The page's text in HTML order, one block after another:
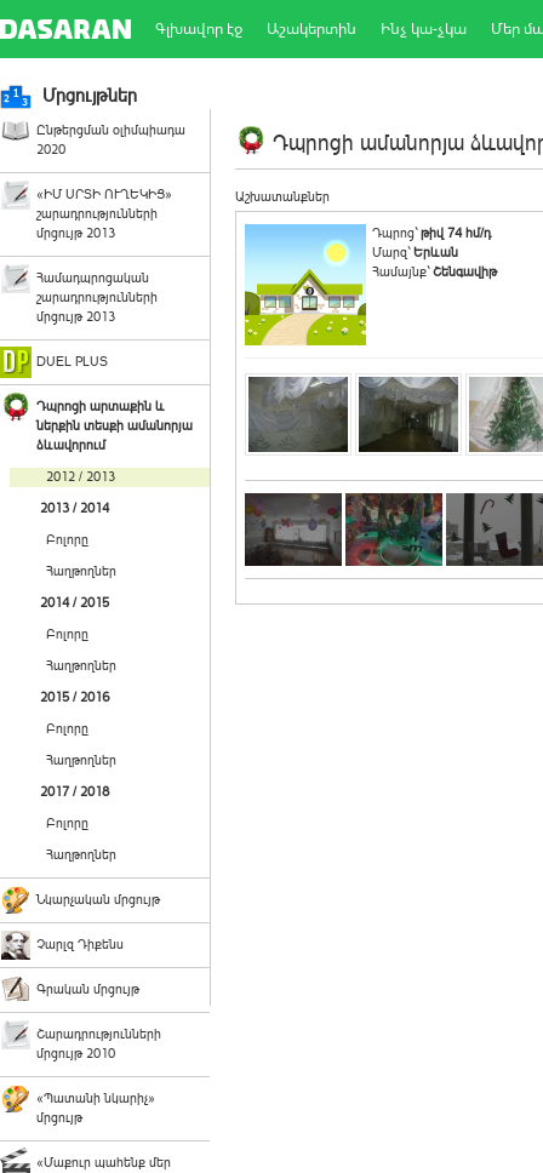
Գլխավոր էջ Աշակերտին Ինչ կա-չկա Մեր
Մրցույթներ
Ընթերցման օլիմպիադա
2020
«ԻՄ ՍՐՏԻ ՈՒՂԵԿԻՑ»
շարադրությունների
մրցույթ 2013
Համադպրոցական
շարադրությունների
մրցույթ 2013
DUEL PLUS
Դպրոցի արտաքին և
ներքին տեսքի ամանորյա
ձևավորում
2012 / 2013
2013 / 2014
Բոլորը
Հաղթողներ
2014 / 2015
Բոլորը
Հաղթողներ
2015 / 2016
Բոլորը
Հաղթողներ
2017 / 2018
Բոլորը
Հաղթողներ
Նկարչական մրցույթ
Չարլզ Դիքենս
Գրական մրցույթ
Շարադրությունների
մրցույթ 2010
«Պատանի նկարիչ»
մրցույթ
«Մաքուր պահենք մեր
Դպրոցի ամանորյա
Աշխատանքներ
Դպրոց`թիվ 74 հմ/դ
Մարզ`Երևան
Համայնք`Շենգավիթ